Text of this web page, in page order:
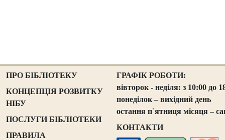
ПРО БІБЛІОТЕКУ
КОНЦЕПЦІЯ РОЗВИТКУ
НІБУ
ПОСЛУГИ БІБЛІОТЕКИ
ПРАВИЛА
ГРАФІК РОБОТИ:
вівторок - неділя: з 10:00 до
понеділок – вихідний день
остання п`ятниця місяця –
КОНТАКТИ